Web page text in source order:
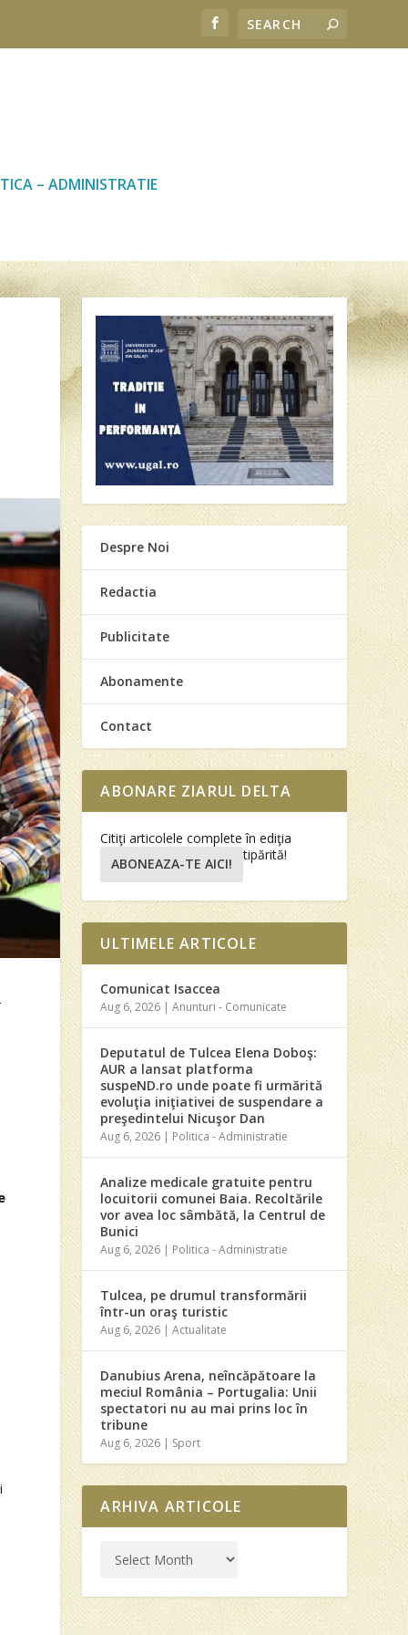
– ADMINISTRATIE
Despre Noi
Redactia
Publicitate
Abonamente
Contact
ABONARE ZIARUL DELTA
Citiţi articolele complete în ediţia
tipărită!
ABONEAZA-TE AICI!
ULTIMELE ARTICOLE
Comunicat Isaccea
Aug 6, 2026 |Anunturi - Comunicate
Deputatul de Tulcea Elena Doboş:
AUR a lansat platforma
suspeND.ro unde poate fi urmărită
evoluţia iniţiativei de suspendare a
preşedintelui Nicuşor Dan
Aug 6, 2026 | Politica - Administratie
Analize medicale gratuite pentru
locuitorii comunei Baia. Recoltările
vor avea loc sâmbătă, la Centrul de
Bunici
Aug 6, 2026 | Politica - Administratie
Tulcea, pe drumul transformării
într-un oraş turistic
Aug 6, 2026 |Actualitate
Danubius Arena, neîncăpătoare la
meciul România – Portugalia: Unii
spectatori nu au mai prins loc în
tribune
Aug 6, 2026 | Sport
ARHIVA ARTICOLE